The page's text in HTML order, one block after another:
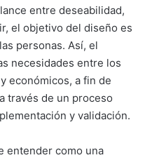
entre deseabilidad,
el objetivo del diseño es
personas. Así, el
necesidades entre los
económicos, a fin de
través de un proceso
y validación.
entender como una